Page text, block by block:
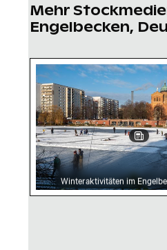
Mehr
Engelbecken,
Winteraktivitäten im
Winteraktivitäten im